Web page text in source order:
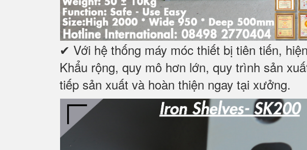
✔ Với hệ thống máy móc thiết bị tiên tiến,
Khẩu rộng, quy mô hơn lớn, quy trình sản
tiếp sản xuất và hoàn thiện ngay tại xưởng.